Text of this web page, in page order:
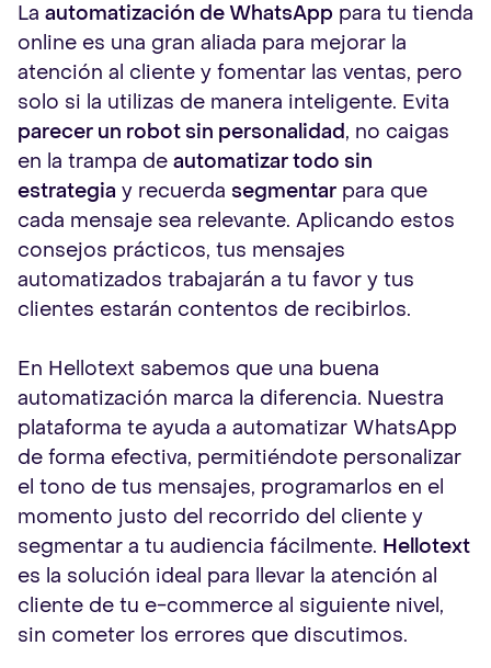
La automatización de WhatsApp para tu tienda
online es una gran aliada para mejorar la
atención al cliente y fomentar las ventas, pero
solo si la utilizas de manera inteligente. Evita
parecer un robot sin personalidad, no caigas
en la trampa de automatizar todo sin
estrategia y recuerda segmentar para que
cada mensaje sea relevante. Aplicando estos
consejos prácticos, tus mensajes
automatizados trabajarán a tu favor y tus
clientes estarán contentos de recibirlos.
En Hellotext sabemos que una buena
automatización marca la diferencia. Nuestra
plataforma te ayuda a automatizar WhatsApp
de forma efectiva, permitiéndote personalizar
el tono de tus mensajes, programarlos en el
momento justo del recorrido del cliente y
segmentar a tu audiencia fácilmente. Hellotext
es la solución ideal para llevar la atención al
cliente de tu e-commerce al siguiente nivel,
sin cometer los errores que discutimos.